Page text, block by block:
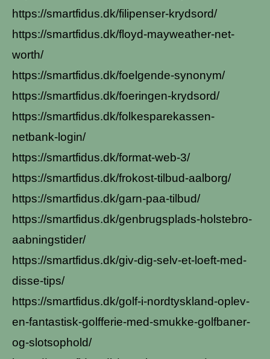
https://smartfidus.dk/filipenser-krydsord/
https://smartfidus.dk/floyd-mayweather-net-
worth/
https://smartfidus.dk/foelgende-synonym/
https://smartfidus.dk/foeringen-krydsord/
https://smartfidus.dk/folkesparekassen-
netbank-login/
https://smartfidus.dk/format-web-3/
https://smartfidus.dk/frokost-tilbud-aalborg/
https://smartfidus.dk/garn-paa-tilbud/
https://smartfidus.dk/genbrugsplads-holstebro-
aabningstider/
https://smartfidus.dk/giv-dig-selv-et-loeft-med-
disse-tips/
https://smartfidus.dk/golf-i-nordtyskland-oplev-
en-fantastisk-golfferie-med-smukke-golfbaner-
og-slotsophold/